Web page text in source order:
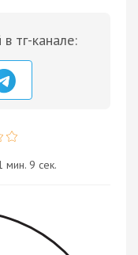
тг-канале:
мин. 9 сек.